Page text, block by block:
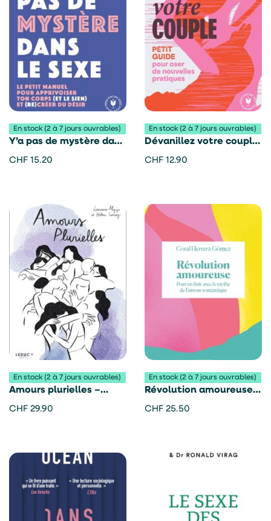
En stock (2 à 7 jours ouvrables)
Y’a pas de mystère dans
le sexe – Charlotte De
CHF 15.20
En stock (2 à 7 jours ouvrables)
Dévanillez votre couple
– Alexandre Contart
CHF 12.90
En stock (2 à 7 jours ouvrables)
Amours plurielles –
Laureana Alycja et
CHF 29.90
En stock (2 à 7 jours ouvrables)
Révolution amoureuse –
Coral Herrera Gómez
CHF 25.50